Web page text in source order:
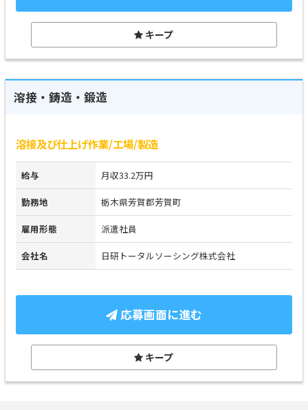
キープ
溶接・鋳造・鍛造
溶接及び仕上げ作業/工場/製造
給与 月収33.2万円
勤務地 栃木県芳賀郡芳賀町
雇用形態 派遣社員
会社名 日研トータルソーシング株式会社
応募画面に進む
キープ